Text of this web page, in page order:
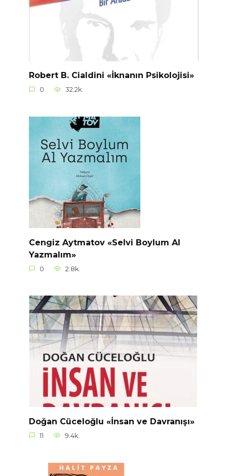
Robert B. Cialdini «İknanın Psikolojisi»
0 32.2k.
Cengiz Aytmatov «Selvi Boylum Al
Yazmalım»
0 2.8k.
Doğan Cüceloğlu «İnsan ve Davranışı»
11 9.4k.